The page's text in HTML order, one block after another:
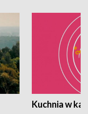
Kuchnia w